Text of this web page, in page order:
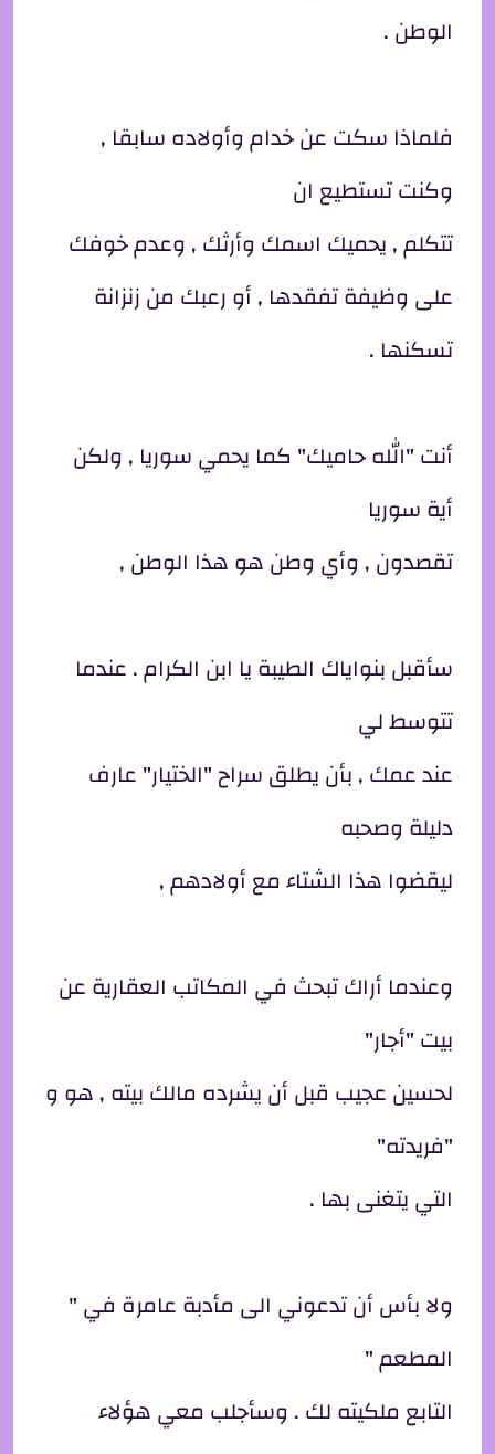
الوطن .
فلماذا سكت عن خدام وأولاده سابقا ,
وكنت تستطيع ان
تتكلم , يحميك اسمك وأرثك , وعدم خوفك
على وظيفة تفقدها , أو رعبك من زنزانة
تسكنها .
أنت "الله حاميك" كما يحمي سوريا , ولكن
أية سوريا
تقصدون , وأي وطن هو هذا الوطن ,
سأقبل بنواياك الطيبة يا ابن الكرام . عندما
تتوسط لي
عند عمك , بأن يطلق سراح "الختيار" عارف
دليلة وصحبه
ليقضوا هذا الشتاء مع أولادهم ,
وعندما أراك تبحث في المكاتب العقارية عن
بيت "أجار"
لحسين عجيب قبل أن يشرده مالك بيته , هو و
"فريدته"
التي يتغنى بها .
ولا بأس أن تدعوني الى مأدبة عامرة في "
المطعم "
التابع ملكيته لك . وسأجلب معي هؤلاء